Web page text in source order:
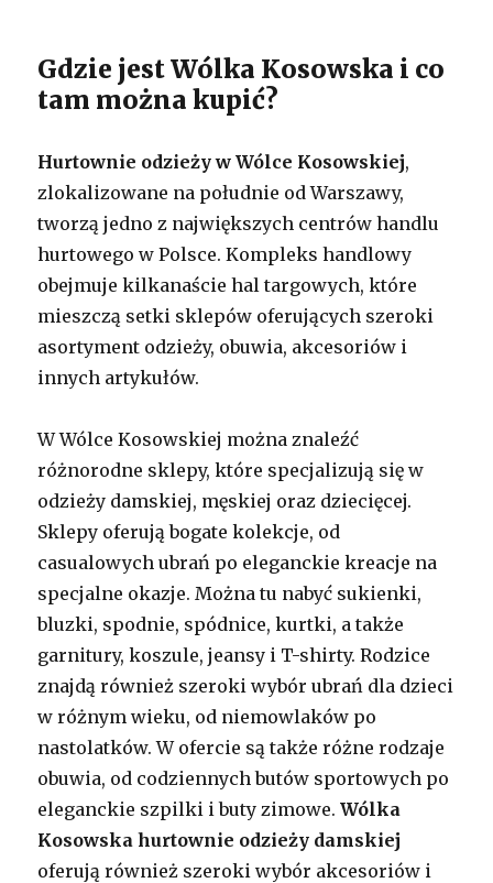
Gdzie jest Wólka Kosowska i co
tam można kupić?
Hurtownie odzieży w Wólce Kosowskiej,
zlokalizowane na południe od Warszawy,
tworzą jedno z największych centrów handlu
hurtowego w Polsce. Kompleks handlowy
obejmuje kilkanaście hal targowych, które
mieszczą setki sklepów oferujących szeroki
asortyment odzieży, obuwia, akcesoriów i
innych artykułów.
W Wólce Kosowskiej można znaleźć
różnorodne sklepy, które specjalizują się w
odzieży damskiej, męskiej oraz dziecięcej.
Sklepy oferują bogate kolekcje, od
casualowych ubrań po eleganckie kreacje na
specjalne okazje. Można tu nabyć sukienki,
bluzki, spodnie, spódnice, kurtki, a także
garnitury, koszule, jeansy i T-shirty. Rodzice
znajdą również szeroki wybór ubrań dla dzieci
w różnym wieku, od niemowlaków po
nastolatków. W ofercie są także różne rodzaje
obuwia, od codziennych butów sportowych po
eleganckie szpilki i buty zimowe.Wólka
Kosowska hurtownie odzieży damskiej
oferują również szeroki wybór akcesoriów i